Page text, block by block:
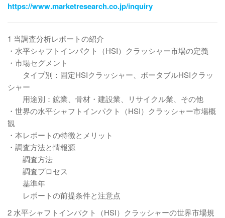
https://www.marketresearch.co.jp/inquiry
1 当調査分析レポートの紹介
・水平シャフトインパクト（HSI）クラッシャー市場の定義
・市場セグメント
タイプ別：固定HSIクラッシャー、ポータブルHSIクラッ
シャー
用途別：鉱業、骨材・建設業、リサイクル業、その他
・世界の水平シャフトインパクト（HSI）クラッシャー市場概
観
・本レポートの特徴とメリット
・調査方法と情報源
調査方法
調査プロセス
基準年
レポートの前提条件と注意点
2 水平シャフトインパクト（HSI）クラッシャーの世界市場規